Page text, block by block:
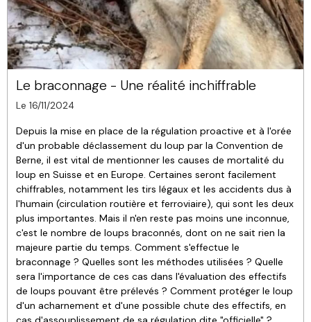
Le braconnage - Une réalité inchiffrable
Le 16/11/2024
Depuis la mise en place de la régulation proactive et à l'orée
d'un probable déclassement du loup par la Convention de
Berne, il est vital de mentionner les causes de mortalité du
loup en Suisse et en Europe. Certaines seront facilement
chiffrables, notamment les tirs légaux et les accidents dus à
l'humain (circulation routière et ferroviaire), qui sont les deux
plus importantes. Mais il n'en reste pas moins une inconnue,
c'est le nombre de loups braconnés, dont on ne sait rien la
majeure partie du temps. Comment s'effectue le
braconnage ? Quelles sont les méthodes utilisées ? Quelle
sera l'importance de ces cas dans l'évaluation des effectifs
de loups pouvant être prélevés ? Comment protéger le loup
d'un acharnement et d'une possible chute des effectifs, en